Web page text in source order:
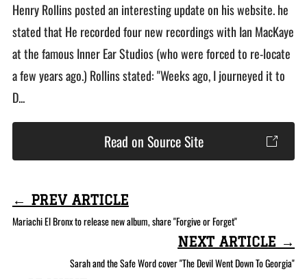
Henry Rollins posted an interesting update on his website. he
stated that He recorded four new recordings with Ian MacKaye
at the famous Inner Ear Studios (who were forced to re-locate
a few years ago.) Rollins stated: "Weeks ago, I journeyed it to
D...
Read on Source Site
← PREV ARTICLE
Mariachi El Bronx to release new album, share "Forgive or Forget"
NEXT ARTICLE →
Sarah and the Safe Word cover "The Devil Went Down To Georgia"